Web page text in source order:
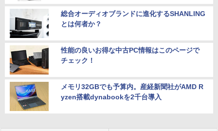
総合オーディオブランドに進化するSHANLING
とは何者か？
性能の良いお得な中古PC情報はこのページで
チェック！
メモリ32GBでも予算内。産経新聞社がAMD R
yzen搭載dynabookを2千台導入